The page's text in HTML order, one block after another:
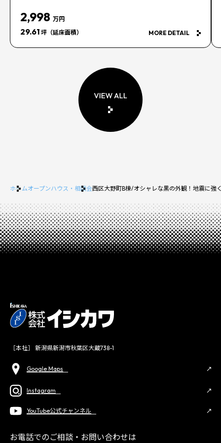
2,998 万円
29.61 坪（延床面積） MORE DETAIL
ホームオープンハウス・相談会西区大野町B棟/オシャレな黒の外観！地震に
［本社］ 新潟県新潟市秋葉区大蔵738-1
Google Maps
Instagram
YouTube公式チャンネル
お電話でのご相談・お問い合わせは